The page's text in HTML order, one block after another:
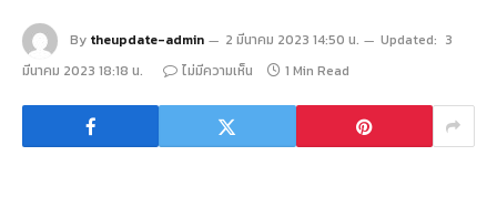
By theupdate-admin 2 มีนาคม 2023 14:50 น. Updated: 3
มีนาคม 2023 18:18 น.
ไม่มีความเห็น 1 Min Read